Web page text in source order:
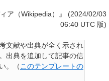
ア（Wikipedia）』 (2024/02/03
06:40 UTC 版)
文献や出典が全く示され
出典を追加して記事の信
。
（ このテンプレートの